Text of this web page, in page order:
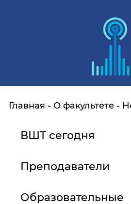
Главная О факультете
ВШТ сегодня
Преподаватели
Образовательные